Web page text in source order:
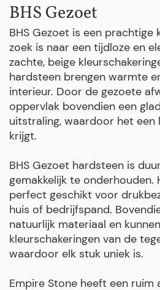
BHS Gezoet
BHS Gezoet is een
zoek is naar een tijdloze en
zachte, beige
hardsteen brengen warmte
interieur. Door de gezoete
oppervlak bovendien een
uitstraling, waardoor het een
krijgt.
BHS Gezoet hardsteen is
gemakkelijk te onderhouden.
perfect geschikt voor
huis of bedrijfspand.
natuurlijk materiaal en
kleurschakeringen van de
waardoor elk stuk uniek is.
Empire Stone heeft een ruim